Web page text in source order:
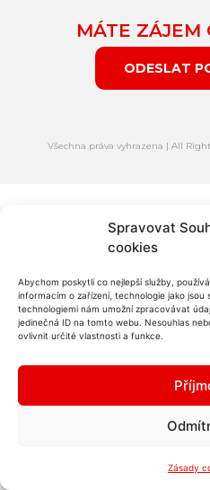
Spravovat
cookies
Abychom poskytli co nejlepší služby,
informacím o zařízení, technologie jako jsou
technologiemi nám umožní zpracovávat
jedinečná ID na tomto webu. Nesouhlas
ovlivnit určité vlastnosti a funkce.
Zásady
MÁTE ZÁJEM
ODESLAT
Všechna práva vyhrazena | All